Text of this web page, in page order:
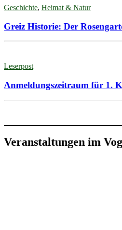
Geschichte, Heimat & Natur
Greiz Historie: Der
Leserpost
Anmeldungszeitraum für 1.
Veranstaltungen im